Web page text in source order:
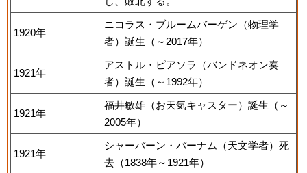
1920年
ニコラス・ブルームバーゲン（物理学
者）誕生（～2017年）
1921年
アストル・ピアソラ（バンドネオン奏
者）誕生（～1992年）
1921年
福井敏雄（お天気キャスター）誕生（～
2005年）
1921年
シャーバーン・バーナム（天文学者）死
去（1838年～1921年）